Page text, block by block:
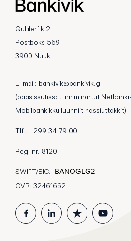
Qullilerfik 2
Postboks 569
3900 Nuuk
E-mail: bankivik@bankivik.gl
(paasissutissat inniminartut
Mobilbankikkulluunniit nassiuttakkit)
Tlf.: +299 34 79 00
Reg. nr. 8120
SWIFT/BIC:
BANOGLG2
CVR: 32461662